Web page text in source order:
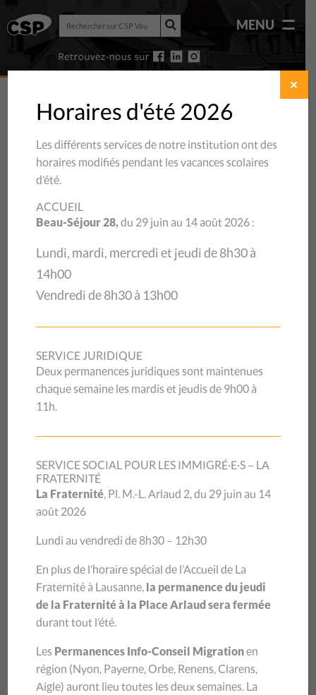
Rechercher
sur
CSP
Vaud
Rechercher
CSP
Vaud
MENU
13/10/2021
tournée vers l’avenir!
« Comment faire participer les usagers et les usagères des
le sujet de la conférence qui inaugurait la journée officielle
des 60 ans du CSP Vaud. »
Quelques 150 personnes ont participé avec grand
intérêt à cette journée anniversaire le jeudi 7 octobre
au Casino de Montbenon. La partie officielle qui suivait
la conférence a notamment marqué le partenariat
de trois Conseillères d’Etat et du Syndic de Lausanne.
La journée prenant ensuite un tour plus festif,
rassemblant un public varié, composé d’acteurs du
monde social, de donatrices et donateurs, des
collaboratrices et collaborateurs, et d’amatrices et
amateurs de musique en fin de soirée.
En effet, notre institution a saisi l’occasion de son jubilé
Horaires d'été 2026
Les différents services de notre institution ont des
horaires modifiés pendant les vacances scolaires
d’été.
ACCUEIL
Beau-Séjour 28,du 29 juin au 14 août 2026 :
Lundi, mardi, mercredi et jeudi de 8h30 à
14h00
Vendredi de 8h30 à 13h00
SERVICE JURIDIQUE
Deux permanences juridiques sont maintenues
chaque semaine les mardis et jeudis de 9h00 à
11h.
SERVICE SOCIAL POUR LES IMMIGRÉ·E·S – LA
FRATERNITÉ
La Fraternité, Pl. M.-L. Arlaud 2, du 29 juin au 14
août 2026
Lundi au vendredi de 8h30 – 12h30
En plus de l’horaire spécial de l’Accueil de La
Fraternité à Lausanne, la permanence du jeudi
de la Fraternité à la Place Arlaud sera fermée
durant tout l’été.
Les Permanences Info-Conseil Migrationen
région (Nyon, Payerne, Orbe, Renens, Clarens,
Aigle) auront lieu toutes les deux semaines. La
✕